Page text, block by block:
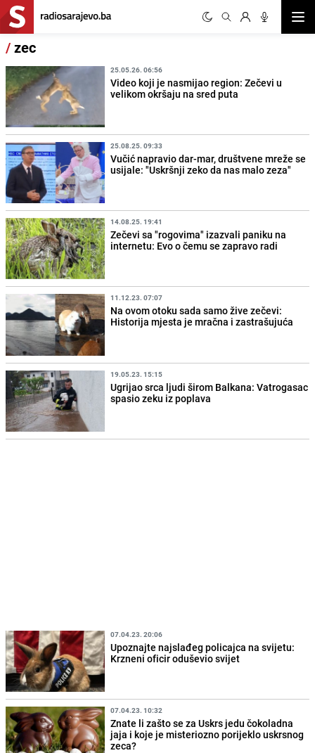
/zec
25.05.26. 06:56
Video koji je nasmijao region: Zečevi u
velikom okršaju na sred puta
25.08.25. 09:33
Vučić napravio dar-mar, društvene mreže se
usijale: "Uskršnji zeko da nas malo zeza"
14.08.25. 19:41
Zečevi sa "rogovima" izazvali paniku na
internetu: Evo o čemu se zapravo radi
11.12.23. 07:07
Na ovom otoku sada samo žive zečevi:
Historija mjesta je mračna i zastrašujuća
19.05.23. 15:15
Ugrijao srca ljudi širom Balkana: Vatrogasac
spasio zeku iz poplava
07.04.23. 20:06
Upoznajte najslađeg policajca na svijetu:
Krzneni oficir oduševio svijet
07.04.23. 10:32
Znate li zašto se za Uskrs jedu čokoladna
jaja i koje je misteriozno porijeklo uskrsnog
zeca?